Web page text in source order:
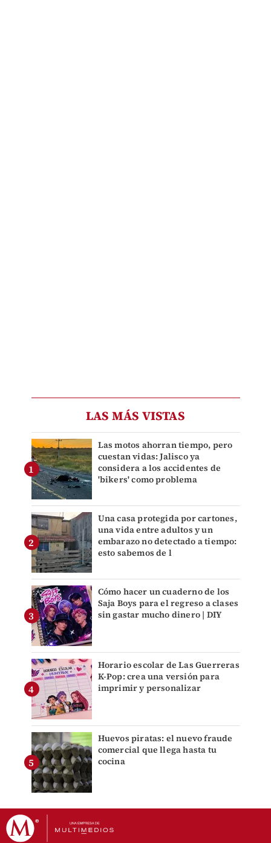
LAS MÁS VISTAS
Las motos ahorran tiempo, pero
cuestan vidas: Jalisco ya
considera a los accidentes de
'bikers' como problema
Una casa protegida por cartones,
una vida entre adultos y un
embarazo no detectado a tiempo:
esto sabemos de l
Cómo hacer un cuaderno de los
Saja Boys para el regreso a clases
sin gastar mucho dinero | DIY
Horario escolar de Las Guerreras
K-Pop: crea una versión para
imprimir y personalizar
Huevos piratas: el nuevo fraude
comercial que llega hasta tu
cocina